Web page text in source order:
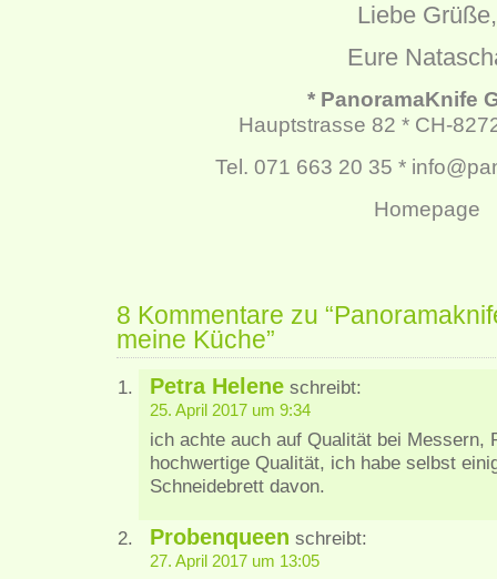
Liebe Grüße,
Eure
* PanoramaKnife
Hauptstrasse 82 * CH-
Tel. 071 663 20 35 *
Homepage
8 Kommentare zu
meine Küche”
Petra Helene schreibt:
25. April 2017 um 9:34
ich achte auch auf Qualität bei Messern,
hochwertige Qualität, ich habe selbst
Schneidebrett davon.
Probenqueen schreibt:
27. April 2017 um 13:05